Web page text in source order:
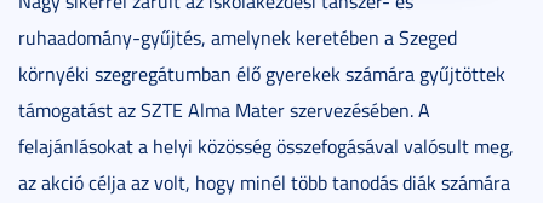
ruhaadomány-gyűjtés, amelynek keretében a Szeged
környéki szegregátumban élő gyerekek számára gyűjtöttek
támogatást az SZTE Alma Mater szervezésében. A
felajánlásokat a helyi közösség összefogásával valósult meg,
az akció célja az volt, hogy minél több tanodás diák számára